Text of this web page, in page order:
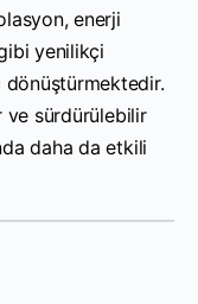
enerji
yenilikçi
dönüştürmektedir.
ve sürdürülebilir
daha da etkili